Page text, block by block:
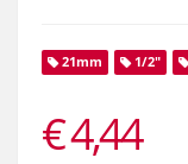
21mm 1/2"
€ 4,44